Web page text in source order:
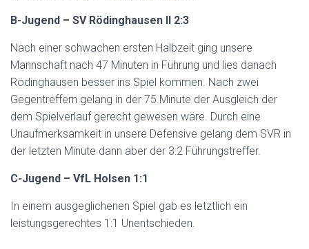
B-Jugend – SV Rödinghausen II 2:3
Nach einer schwachen ersten Halbzeit ging unsere
Mannschaft nach 47 Minuten in Führung und lies danach
Rödinghausen besser ins Spiel kommen. Nach zwei
Gegentreffern gelang in der 75.Minute der Ausgleich der
dem Spielverlauf gerecht gewesen wäre. Durch eine
Unaufmerksamkeit in unsere Defensive gelang dem SVR in
der letzten Minute dann aber der 3:2 Führungstreffer.
C-Jugend – VfL Holsen 1:1
In einem ausgeglichenen Spiel gab es letztlich ein
leistungsgerechtes 1:1 Unentschieden.